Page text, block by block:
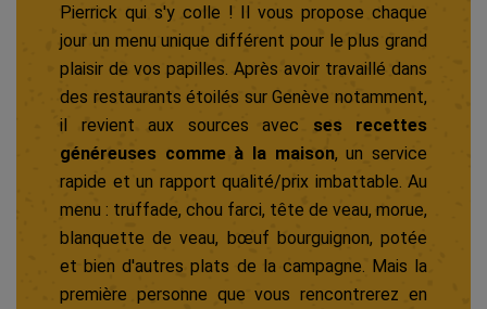
Pierrick qui s'y colle ! Il vous propose chaque
jour un menu unique différent pour le plus grand
plaisir de vos papilles. Après avoir travaillé dans
des restaurants étoilés sur Genève notamment,
il revient aux sources avec ses recettes
généreuses comme à la maison, un service
rapide et un rapport qualité/prix imbattable. Au
menu : truffade, chou farci, tête de veau, morue,
blanquette de veau, bœuf bourguignon, potée
et bien d'autres plats de la campagne. Mais la
première personne que vous rencontrerez en